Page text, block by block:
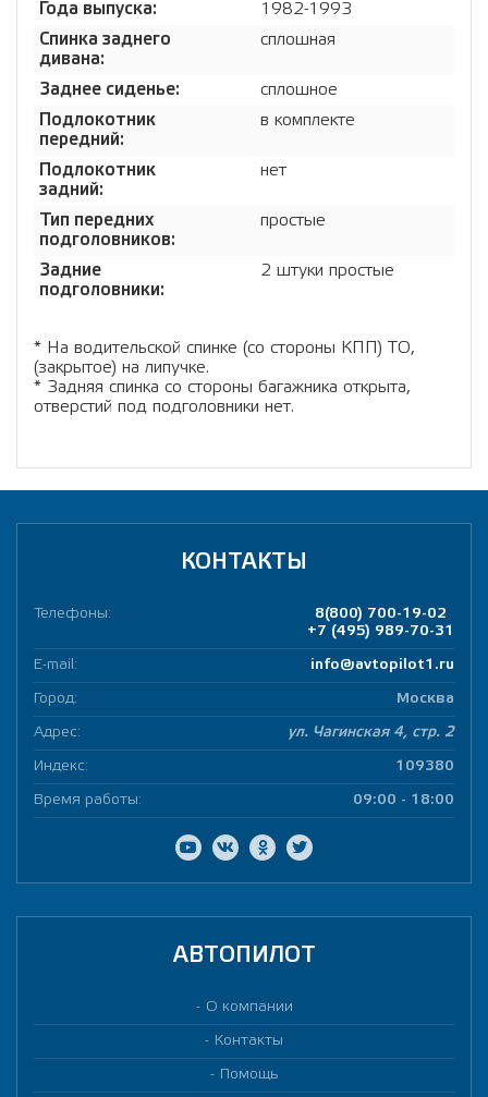
Года выпуска:
1982-1993
Спинка заднего
дивана:
сплошная
Заднее сиденье:
сплошное
Подлокотник
передний:
в комплекте
Подлокотник
задний:
нет
Тип передних
подголовников:
простые
Задние
подголовники:
2 штуки простые
* На водительской спинке (со стороны КПП) ТО,
(закрытое) на липучке.
* Задняя спинка со стороны багажника открыта,
отверстий под подголовники нет.
КОНТАКТЫ
Телефоны:
8(800) 700-19-02
+7 (495) 989-70-31
E-mail: info@avtopilot1.ru
Город: Москва
Адрес: ул. Чагинская 4, стр. 2
Индекс: 109380
Время работы: 09:00 - 18:00
АВТОПИЛОТ
О компании
Контакты
Помощь